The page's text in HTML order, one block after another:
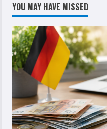
YOU MAY HAVE MISSED